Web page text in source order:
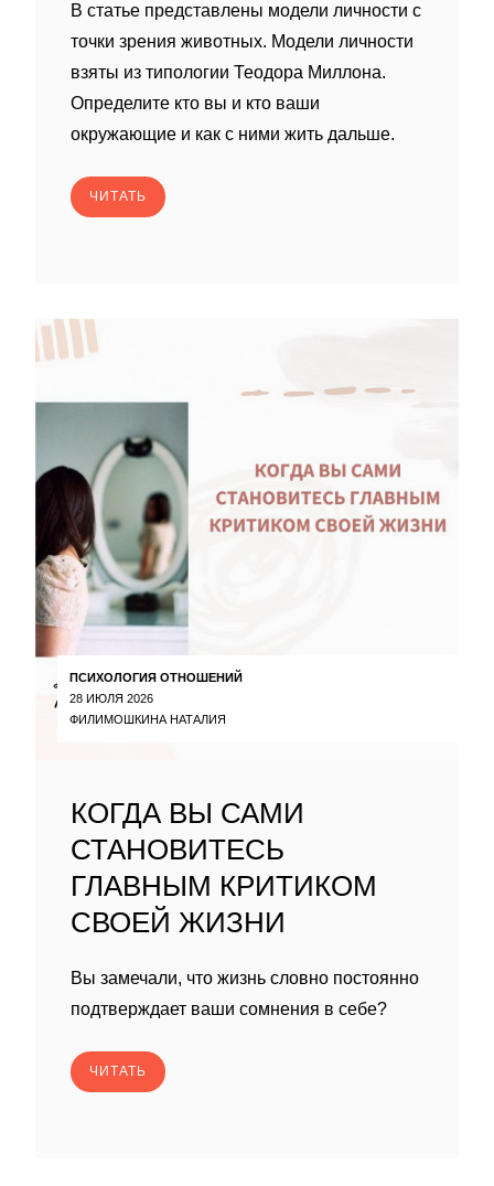
В статье представлены модели личности с
точки зрения животных. Модели личности
взяты из типологии Теодора Миллона.
Определите кто вы и кто ваши
окружающие и как с ними жить дальше.
ЧИТАТЬ
ПСИХОЛОГИЯ ОТНОШЕНИЙ
28 ИЮЛЯ 2026
ФИЛИМОШКИНА НАТАЛИЯ
КОГДА ВЫ САМИ
СТАНОВИТЕСЬ
ГЛАВНЫМ КРИТИКОМ
СВОЕЙ ЖИЗНИ
Вы замечали, что жизнь словно постоянно
подтверждает ваши сомнения в себе?
ЧИТАТЬ